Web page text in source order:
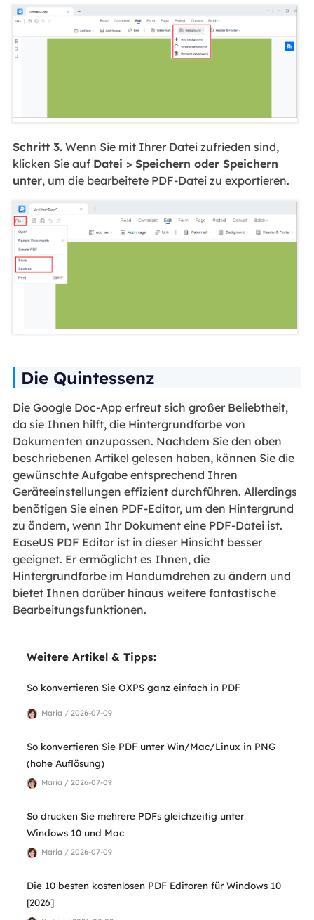
Schritt 3.Wenn Sie mit Ihrer Datei zufrieden sind,
klicken Sie auf Datei > Speichern oder Speichern
unter, um die bearbeitete PDF-Datei zu exportieren.
Die Quintessenz
Die Google Doc-App erfreut sich großer Beliebtheit,
da sie Ihnen hilft, die Hintergrundfarbe von
Dokumenten anzupassen. Nachdem Sie den oben
beschriebenen Artikel gelesen haben, können Sie die
gewünschte Aufgabe entsprechend Ihren
Geräteeinstellungen effizient durchführen. Allerdings
benötigen Sie einen PDF-Editor, um den Hintergrund
zu ändern, wenn Ihr Dokument eine PDF-Datei ist.
EaseUS PDF Editor ist in dieser Hinsicht besser
geeignet. Er ermöglicht es Ihnen, die
Hintergrundfarbe im Handumdrehen zu ändern und
bietet Ihnen darüber hinaus weitere fantastische
Bearbeitungsfunktionen.
Weitere Artikel & Tipps:
So konvertieren Sie OXPS ganz einfach in PDF
Maria / 2026-07-09
So konvertieren Sie PDF unter Win/Mac/Linux in PNG
(hohe Auflösung)
Maria / 2026-07-09
So drucken Sie mehrere PDFs gleichzeitig unter
Windows 10 und Mac
Maria / 2026-07-09
Die 10 besten kostenlosen PDF Editoren für Windows 10
[2026]